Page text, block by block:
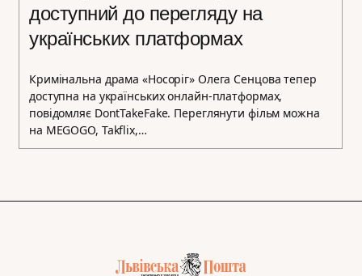
доступний до перегляду на
українських платформах
Кримінальна драма «Носоріг» Олега Сенцова тепер
доступна на українських онлайн-платформах,
повідомляє DontTakeFake. Переглянути фільм можна
на MEGOGO, Takflix,…